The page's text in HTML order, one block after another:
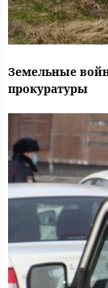
Земельные
прокуратуры